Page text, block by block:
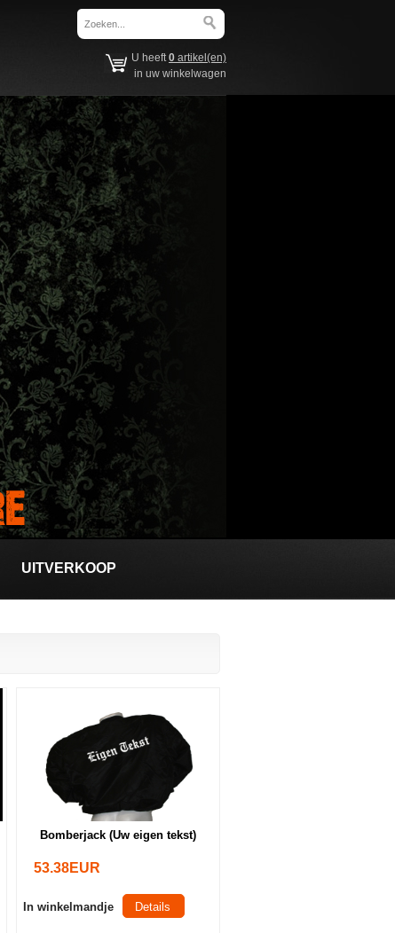
U heeft0 artikel(en)
in uw winkelwagen
UITVERKOOP
Bomberjack (Uw eigen tekst)
53.38EUR
In winkelmandje Details